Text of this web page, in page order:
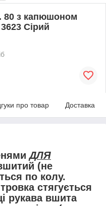
80 з капюшоном
Сірий
про товар Доставка
ДЛЯ
(не
по колу.
стягується
рукава вшита